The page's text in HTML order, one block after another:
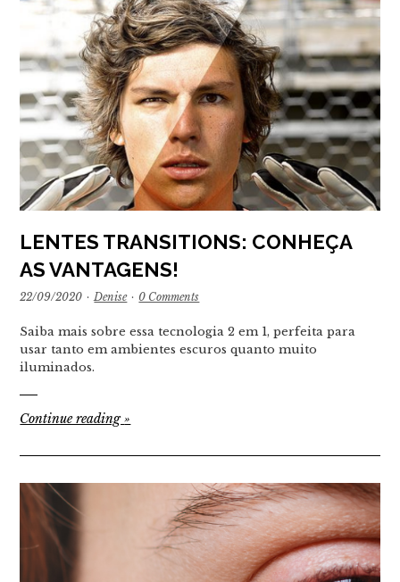
LENTES TRANSITIONS: CONHEÇA
AS VANTAGENS!
22/09/2020 · Denise · 0 Comments
Saiba mais sobre essa tecnologia 2 em 1, perfeita para
usar tanto em ambientes escuros quanto muito
iluminados.
Continue reading»